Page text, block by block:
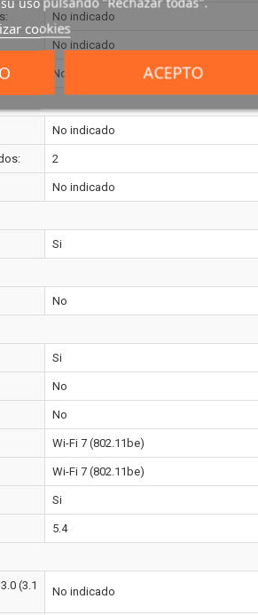
No indicado
No indicado
No indicado
No indicado
2
No indicado
Si
No
Si
No
No
Wi-Fi 7 (802.11be)
Wi-Fi 7 (802.11be)
Si
5.4
(3.1
No indicado
cookies
ACEPTO